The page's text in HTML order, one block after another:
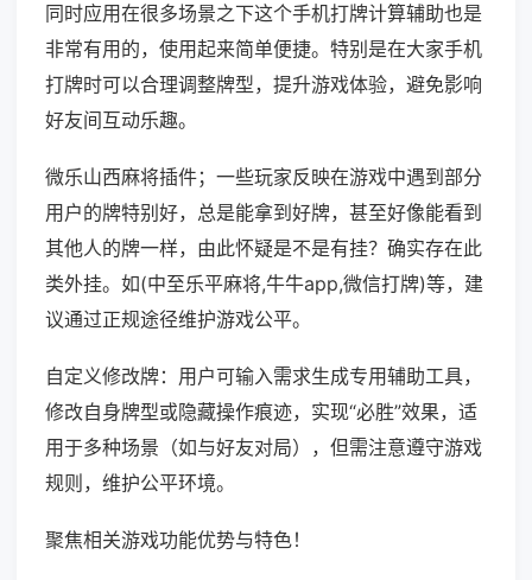
同时应用在很多场景之下这个手机打牌计算辅助也是
非常有用的，使用起来简单便捷。特别是在大家手机
打牌时可以合理调整牌型，提升游戏体验，避免影响
好友间互动乐趣。
微乐山西麻将插件；一些玩家反映在游戏中遇到部分
用户的牌特别好，总是能拿到好牌，甚至好像能看到
其他人的牌一样，由此怀疑是不是有挂？确实存在此
类外挂。如(中至乐平麻将,牛牛app,微信打牌)等，建
议通过正规途径维护游戏公平。
自定义修改牌：用户可输入需求生成专用辅助工具，
修改自身牌型或隐藏操作痕迹，实现“必胜”效果，适
用于多种场景（如与好友对局），但需注意遵守游戏
规则，维护公平环境。
聚焦相关游戏功能优势与特色！